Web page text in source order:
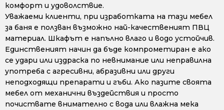
комфорт и удоволствие.
Уважаеми клиенти, при изработката на тази мебел
за баня е ползван възможно най-качественият ПВЦ
материал. Шкафът е напълно влаго и водо устойчив.
Единственият начин да бъде компрометиран е ако
се удари или издраска по невнимание или неправилна
употреба с агресивни, абразивни или други
неподходящи препарати и гъби. Ако пазите своята
мебел от механични въздействия и просто
почиствате внимателно с вода или влажна мека